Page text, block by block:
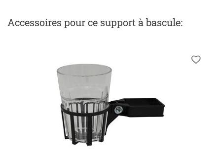
Accessoires pour ce support à bascule: